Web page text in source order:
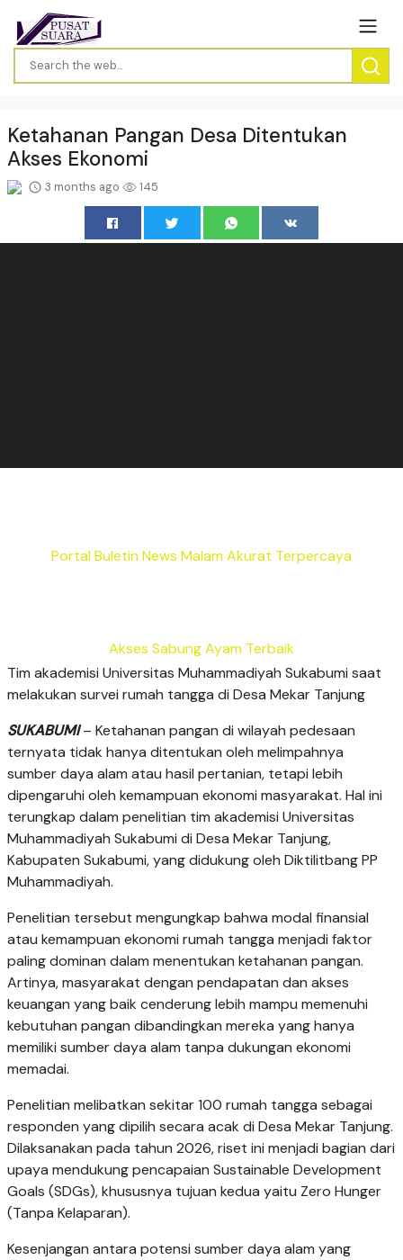
Ketahanan Pangan Desa Ditentukan
Akses Ekonomi
3 months ago 145
Portal Buletin News Malam Akurat Terpercaya
Akses Sabung Ayam Terbaik
Tim akademisi Universitas Muhammadiyah Sukabumi saat
melakukan survei rumah tangga di Desa Mekar Tanjung
SUKABUMI– Ketahanan pangan di wilayah pedesaan
ternyata tidak hanya ditentukan oleh melimpahnya
sumber daya alam atau hasil pertanian, tetapi lebih
dipengaruhi oleh kemampuan ekonomi masyarakat. Hal ini
terungkap dalam penelitian tim akademisi Universitas
Muhammadiyah Sukabumi di Desa Mekar Tanjung,
Kabupaten Sukabumi, yang didukung oleh Diktilitbang PP
Muhammadiyah.
Penelitian tersebut mengungkap bahwa modal finansial
atau kemampuan ekonomi rumah tangga menjadi faktor
paling dominan dalam menentukan ketahanan pangan.
Artinya, masyarakat dengan pendapatan dan akses
keuangan yang baik cenderung lebih mampu memenuhi
kebutuhan pangan dibandingkan mereka yang hanya
memiliki sumber daya alam tanpa dukungan ekonomi
memadai.
Penelitian melibatkan sekitar 100 rumah tangga sebagai
responden yang dipilih secara acak di Desa Mekar Tanjung.
Dilaksanakan pada tahun 2026, riset ini menjadi bagian dari
upaya mendukung pencapaian Sustainable Development
Goals (SDGs), khususnya tujuan kedua yaitu Zero Hunger
(Tanpa Kelaparan).
Kesenjangan antara potensi sumber daya alam yang